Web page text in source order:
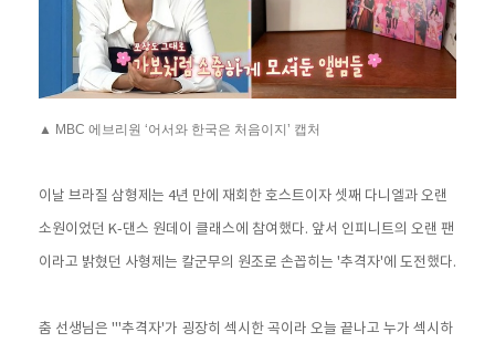
▲ MBC 에브리원 ‘어서와 한국은 처음이지’ 캡처
이날 브라질 삼형제는 4년 만에 재회한 호스트이자 셋째 다니엘과 오랜
소원이었던 K-댄스 원데이 클래스에 참여했다. 앞서 인피니트의 오랜 팬
이라고 밝혔던 사형제는 칼군무의 원조로 손꼽히는 '추격자'에 도전했다.
춤 선생님은 "'추격자'가 굉장히 섹시한 곡이라 오늘 끝나고 누가 섹시하